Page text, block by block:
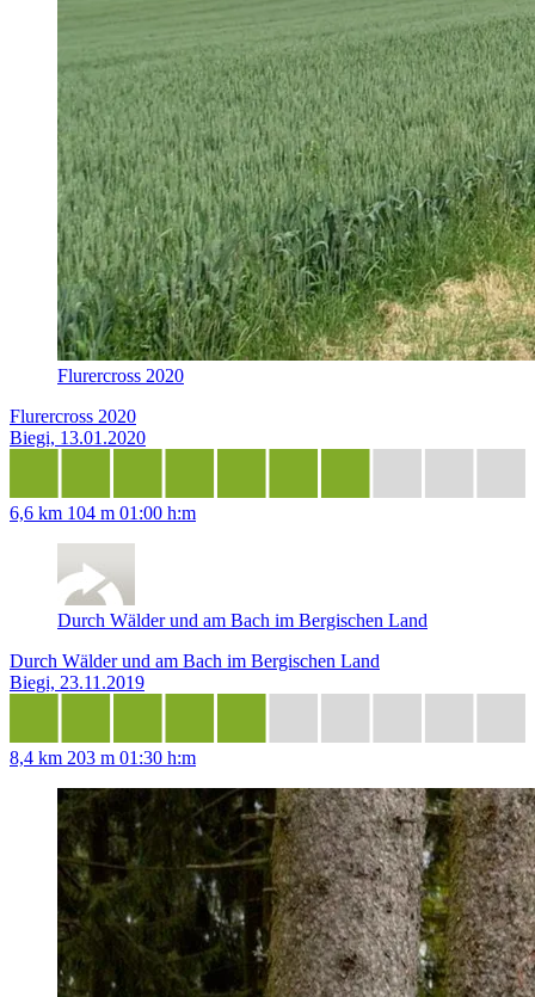
Flurercross 2020
Flurercross 2020
Biegi, 13.01.2020
6,6 km 104 m 01:00 h:m
Durch Wälder und am Bach im Bergischen Land
Durch Wälder und am Bach im Bergischen Land
Biegi, 23.11.2019
8,4 km 203 m 01:30 h:m